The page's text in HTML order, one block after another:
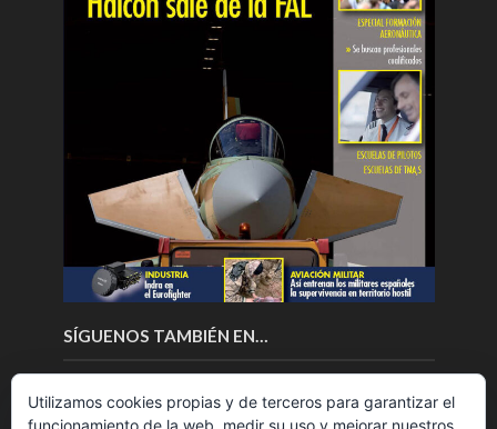
SÍGUENOS TAMBIÉN EN…
Utilizamos cookies propias y de terceros para garantizar el
funcionamiento de la web, medir su uso y mejorar nuestros